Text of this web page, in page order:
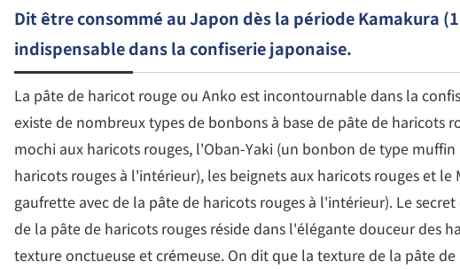
Dit être consommé au Japon dès la période Kamakura
indispensable dans la confiserie japonaise.
La pâte de haricot rouge ou Anko est incontournable dans la
existe de nombreux types de bonbons à base de pâte de haricots
mochi aux haricots rouges, l'Oban-Yaki (un bonbon de type muffin
haricots rouges à l'intérieur), les beignets aux haricots rouges et le
gaufrette avec de la pâte de haricots rouges à l'intérieur). Le
de la pâte de haricots rouges réside dans l'élégante douceur des
texture onctueuse et crémeuse. On dit que la texture de la pâte